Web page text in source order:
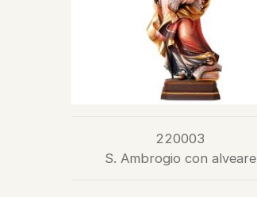
220003
S. Ambrogio con alveare